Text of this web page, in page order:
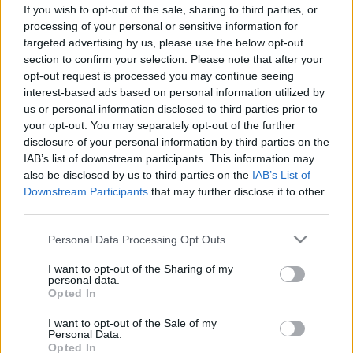
If you wish to opt-out of the sale, sharing to third parties, or
processing of your personal or sensitive information for
targeted advertising by us, please use the below opt-out
section to confirm your selection. Please note that after your
opt-out request is processed you may continue seeing
interest-based ads based on personal information utilized by
us or personal information disclosed to third parties prior to
your opt-out. You may separately opt-out of the further
disclosure of your personal information by third parties on the
IAB’s list of downstream participants. This information may
also be disclosed by us to third parties on the IAB’s List of
Downstream Participants that may further disclose it to other
Please note that this website/app uses one or more Google
not limited to your visit or usage behaviour. You may click to
grant or deny consent to Google and its third-party tags to
use your data for below specified purposes in below Google
consent section.
Personal Data Processing Opt Outs
I want to opt-out of the Sharing of my
personal data.
Opted In
I want to opt-out of the Sale of my
Personal Data.
Opted In